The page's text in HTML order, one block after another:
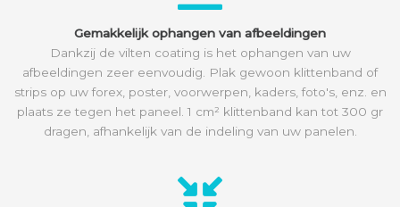
Gemakkelijk ophangen van afbeeldingen
Dankzij de vilten coating is het ophangen van uw
afbeeldingen zeer eenvoudig. Plak gewoon klittenband of
strips op uw forex, poster, voorwerpen, kaders, foto's, enz. en
plaats ze tegen het paneel. 1 cm² klittenband kan tot 300 gr
dragen, afhankelijk van de indeling van uw panelen.